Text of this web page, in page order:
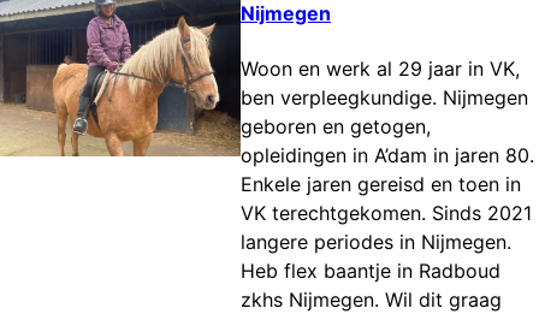
Nijmegen
Woon en werk al 29 jaar in VK,
ben verpleegkundige. Nijmegen
geboren en getogen,
opleidingen in A’dam in jaren 80.
Enkele jaren gereisd en toen in
VK terechtgekomen. Sinds 2021
langere periodes in Nijmegen.
Heb flex baantje in Radboud
zkhs Nijmegen. Wil dit graag